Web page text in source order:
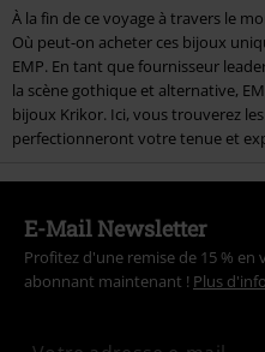
À la fin de ce voyage à travers le
Où peut-on acheter ces bijoux
EMP. En tant que fournisseur
la scène gothique et alternative,
bijoux Krikor. Ici, vous trouverez
perfectionneront votre tenue et
E-Mail Newsletter
Profitez d'une remise de 15 % en
abonnant maintenant ! Plus